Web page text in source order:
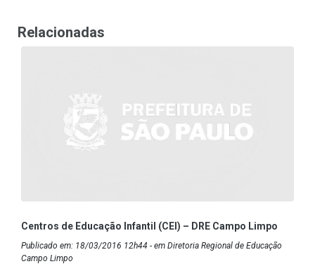
Relacionadas
Centros de Educação Infantil (CEI) – DRE Campo Limpo
Publicado em: 18/03/2016 12h44 - em Diretoria Regional de Educação
Campo Limpo